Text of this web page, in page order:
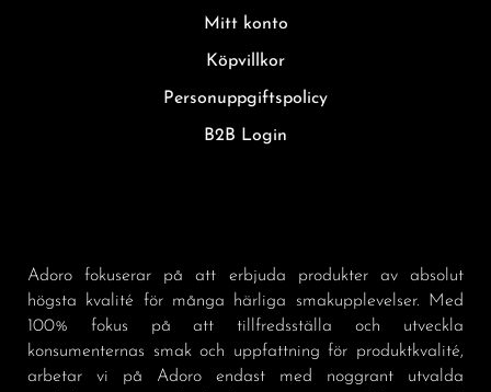
Mitt konto
Köpvillkor
Personuppgiftspolicy
B2B Login
Adoro fokuserar på att erbjuda produkter av absolut
högsta kvalité för många härliga smakupplevelser. Med
100% fokus på att tillfredsställa och utveckla
konsumenternas smak och uppfattning för produktkvalité,
arbetar vi på Adoro endast med noggrant utvalda